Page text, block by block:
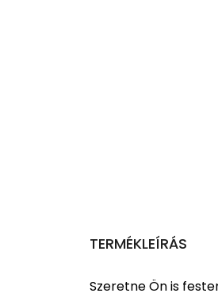
TERMÉKLEÍRÁS
Szeretne Ön is